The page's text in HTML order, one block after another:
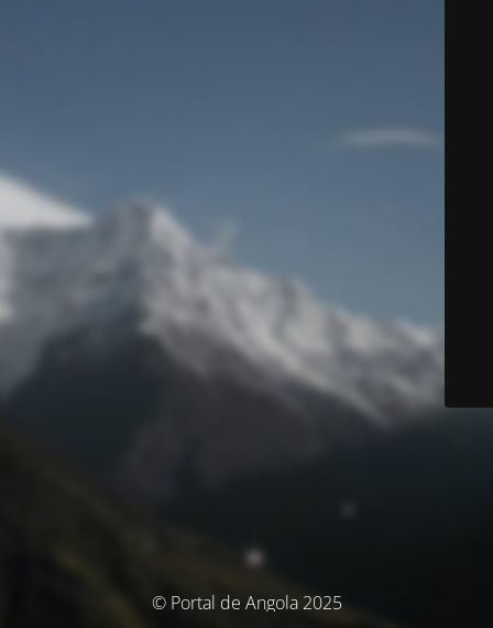
© Portal de Angola 2025